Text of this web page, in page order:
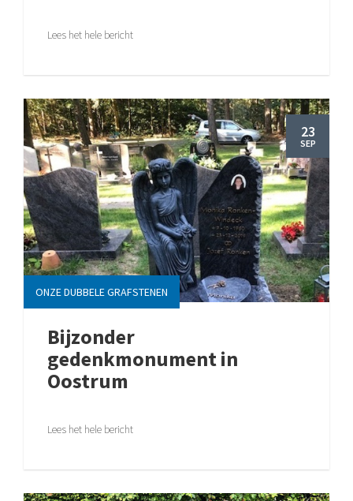
Lees het hele bericht
23
SEP
ONZE DUBBELE GRAFSTENEN
Bijzonder
gedenkmonument in
Oostrum
Lees het hele bericht